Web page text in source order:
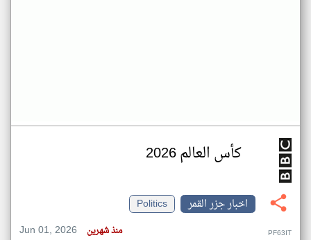
كأس العالم 2026
اخبار جزر القمر
Politics
Jun 01, 2026
منذ شهرين PF63IT